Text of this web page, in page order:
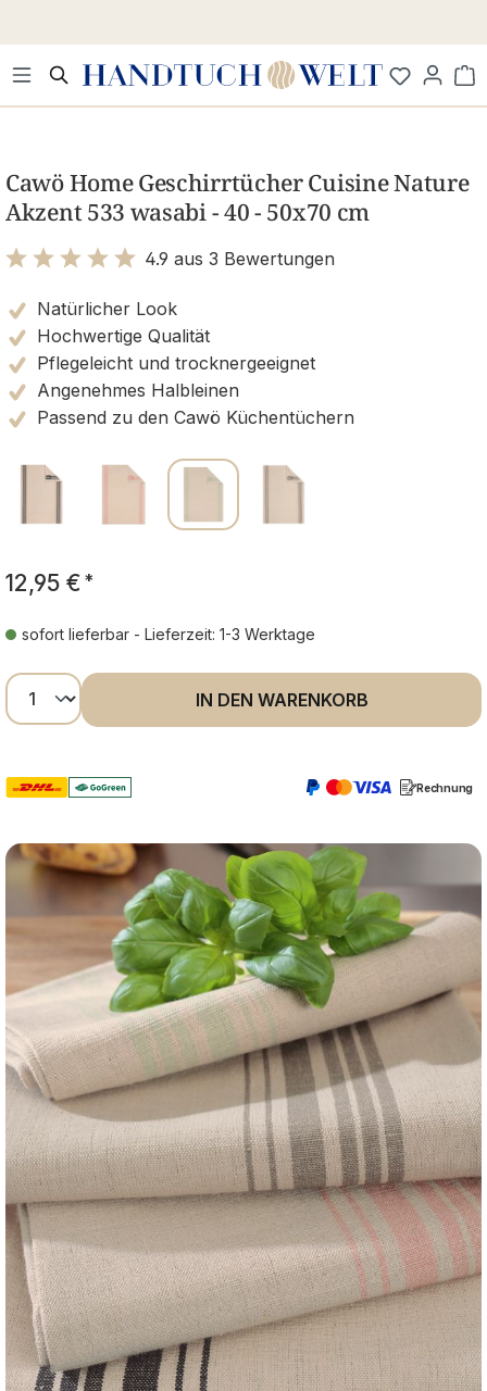
Cawö Home Geschirrtücher Cuisine Nature
Akzent 533 wasabi - 40 - 50x70 cm
4.9 aus 3 Bewertungen
Natürlicher Look
Hochwertige Qualität
Pflegeleicht und trocknergeeignet
Angenehmes Halbleinen
Passend zu den Cawö Küchentüchern
12,95 € *
sofort lieferbar - Lieferzeit: 1-3 Werktage
Produkt Anzahl: Gib den gewünschten
IN DEN WARENKORB
Rechnung